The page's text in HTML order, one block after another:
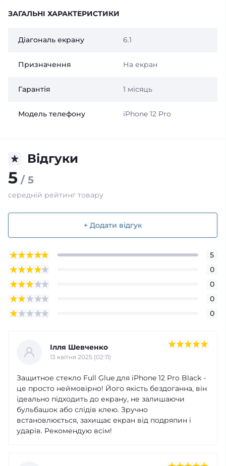
ЗАГАЛЬНІ ХАРАКТЕРИСТИКИ
Діагональ екрану 6.1
Призначення На екран
Гарантія 1 місяць
Модель телефону iPhone 12 Pro
Відгуки
5 / 5
середній рейтинг товару
+ Додати відгук
5
0
0
0
0
Ілля Шевченко
13 квітня 2025 (02:11)
Защитное стекло Full Glue для iPhone 12 Pro Black -
це просто неймовірно! Його якість бездоганна, він
ідеально підходить до екрану, не залишаючи
бульбашок або слідів клею. Зручно
встановлюється, захищає екран від подряпин і
ударів. Рекомендую всім!